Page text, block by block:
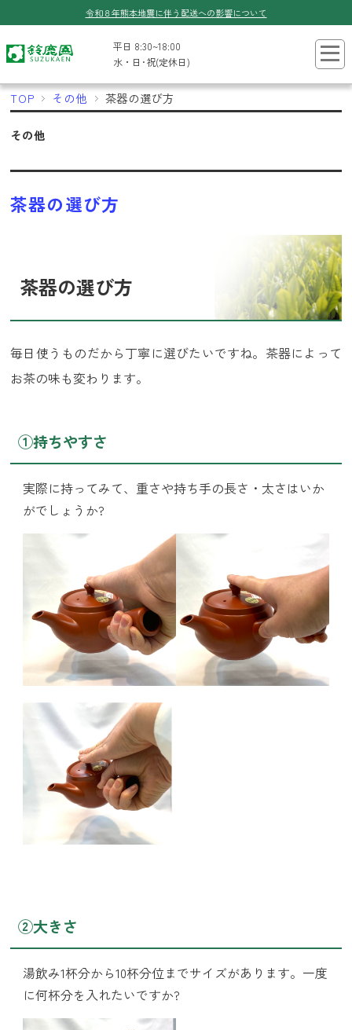
令和８年熊本地震に伴う配送への影響について
平日 8:30~18:00
水・日･祝(定休日)
TOP その他 茶器の選び方
その他
茶器の選び方
茶器の選び方
毎日使うものだから丁寧に選びたいですね。茶器によって
お茶の味も変わります。
①持ちやすさ
実際に持ってみて、重さや持ち手の長さ・太さはいか
がでしょうか?
②大きさ
湯飲み1杯分から10杯分位までサイズがあります。一度
に何杯分を入れたいですか?